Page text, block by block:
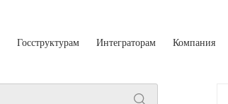
Госструктурам Интеграторам Компания